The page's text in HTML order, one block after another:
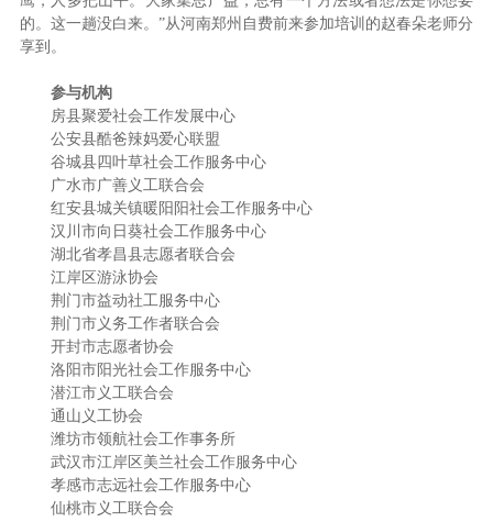
的。这一趟没白来。”从河南郑州自费前来参加培训的赵春朵老师分
享到。
参与机构
房县聚爱社会工作发展中心
公安县酷爸辣妈爱心联盟
谷城县四叶草社会工作服务中心
广水市广善义工联合会
红安县城关镇暖阳阳社会工作服务中心
汉川市向日葵社会工作服务中心
湖北省孝昌县志愿者联合会
江岸区游泳协会
荆门市益动社工服务中心
荆门市义务工作者联合会
开封市志愿者协会
洛阳市阳光社会工作服务中心
潜江市义工联合会
通山义工协会
潍坊市领航社会工作事务所
武汉市江岸区美兰社会工作服务中心
孝感市志远社会工作服务中心
仙桃市义工联合会